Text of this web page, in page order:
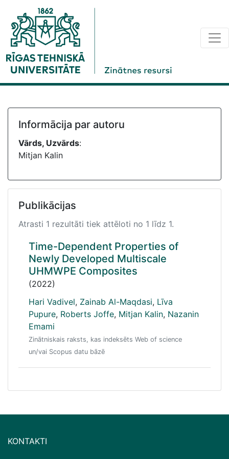
Informācija par autoru
Vārds, Uzvārds:
Mitjan Kalin
Publikācijas
Atrasti 1 rezultāti tiek attēloti no 1 līdz 1.
Time-Dependent Properties of
Newly Developed Multiscale
UHMWPE Composites
(2022)
Hari Vadivel, Zainab Al-Maqdasi, Līva
Pupure, Roberts Joffe, Mitjan Kalin, Nazanin
Emami
Zinātniskais raksts, kas indeksēts Web of science
un/vai Scopus datu bāzē
KONTAKTI